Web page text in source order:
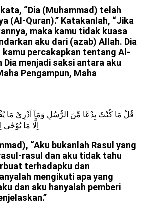
“Dia (Muhammad) telah
(Al-Quran).” Katakanlah, “Jika
maka kamu tidak kuasa
aku dari (azab) Allah. Dia
kamu percakapkan tentang Al-
Dia menjadi saksi antara aku
Pengampun, Maha
قُلْ مَا كُنْتُ بِدْعًا مِّنَ الرُّسُلِ وَمَآ اَدْرِيْ مَا
اِلَّا مَا
“Aku bukanlah Rasul yang
rasul dan aku tidak tahu
terhadapku dan
mengikuti apa yang
dan aku hanyalah pemberi